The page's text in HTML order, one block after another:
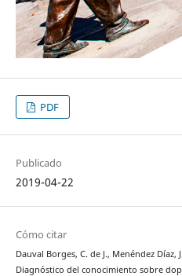
PDF
Publicado
2019-04-22
Cómo citar
Dauval Borges, C. de J., Menéndez Díaz,
Diagnóstico del conocimiento sobre